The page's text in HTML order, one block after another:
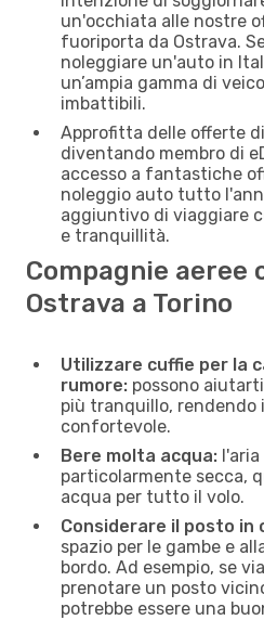
un'occhiata alle nostre
fuoriporta da Ostrava.
noleggiare un'auto in
un’ampia gamma di
imbattibili.
Approfitta delle offerte
diventando membro di
accesso a fantastiche
noleggio auto tutto
aggiuntivo di viaggiare
e tranquillità.
Compagnie aeree
Ostrava a Torino
Utilizzare cuffie per la
rumore: possono
più tranquillo, rendendo
confortevole.
Bere molta acqua: l'aria
particolarmente secca,
acqua per tutto il volo.
Considerare il posto in
spazio per le gambe e
bordo. Ad esempio, se
prenotare un posto
potrebbe essere una